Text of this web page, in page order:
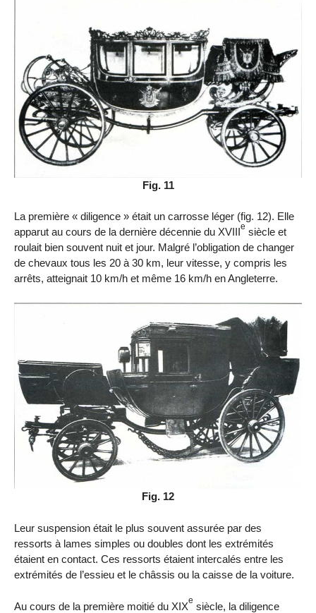
Fig. 11
La première « diligence » était un carrosse léger (fig. 12). Elle
apparut au cours de la dernière décennie du XVIIIe siècle et
roulait bien souvent nuit et jour. Malgré l’obligation de changer
de chevaux tous les 20 à 30 km, leur vitesse, y compris les
arrêts, atteignait 10 km/h et même 16 km/h en Angleterre.
Fig. 12
Leur suspension était le plus souvent assurée par des
ressorts à lames simples ou doubles dont les extrémités
étaient en contact. Ces ressorts étaient intercalés entre les
extrémités de l’essieu et le châssis ou la caisse de la voiture.
Au cours de la première moitié du XIXe siècle, la diligence